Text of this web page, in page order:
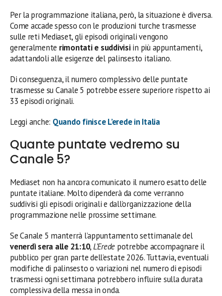
Per la programmazione italiana, però, la situazione è diversa.
Come accade spesso con le produzioni turche trasmesse
sulle reti Mediaset, gli episodi originali vengono
generalmente rimontati e suddivisiin più appuntamenti,
adattandoli alle esigenze del palinsesto italiano.
Di conseguenza, il numero complessivo delle puntate
trasmesse su Canale 5 potrebbe essere superiore rispetto ai
33 episodi originali.
Leggi anche: Quando finisce L’erede in Italia
Quante puntate vedremo su
Canale 5?
Mediaset non ha ancora comunicato il numero esatto delle
puntate italiane. Molto dipenderà da come verranno
suddivisi gli episodi originali e dall’organizzazione della
programmazione nelle prossime settimane.
Se Canale 5 manterrà l’appuntamento settimanale del
venerdì sera alle 21:10,L’Erede potrebbe accompagnare il
pubblico per gran parte dell’estate 2026. Tuttavia, eventuali
modifiche di palinsesto o variazioni nel numero di episodi
trasmessi ogni settimana potrebbero influire sulla durata
complessiva della messa in onda.